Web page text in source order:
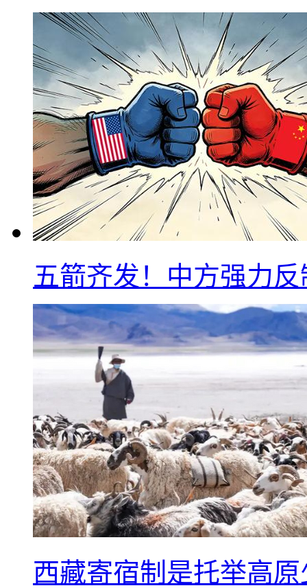
五箭齐发！中方强力
西藏寄宿制是托举高